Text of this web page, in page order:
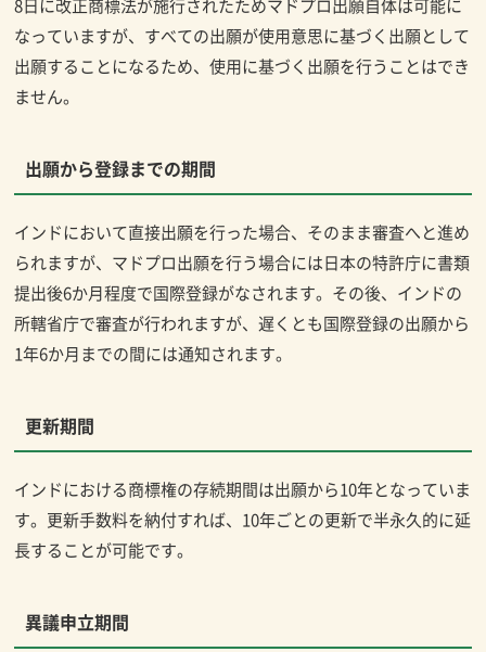
8日に改正商標法が施行されたためマドプロ出願自体は可能に
なっていますが、すべての出願が使用意思に基づく出願として
出願することになるため、使用に基づく出願を行うことはでき
ません。
出願から登録までの期間
インドにおいて直接出願を行った場合、そのまま審査へと進め
られますが、マドプロ出願を行う場合には日本の特許庁に書類
提出後6か月程度で国際登録がなされます。その後、インドの
所轄省庁で審査が行われますが、遅くとも国際登録の出願から
1年6か月までの間には通知されます。
更新期間
インドにおける商標権の存続期間は出願から10年となっていま
す。更新手数料を納付すれば、10年ごとの更新で半永久的に延
長することが可能です。
異議申立期間